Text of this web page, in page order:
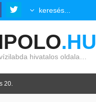
.HU
hivatalos oldala…
20.